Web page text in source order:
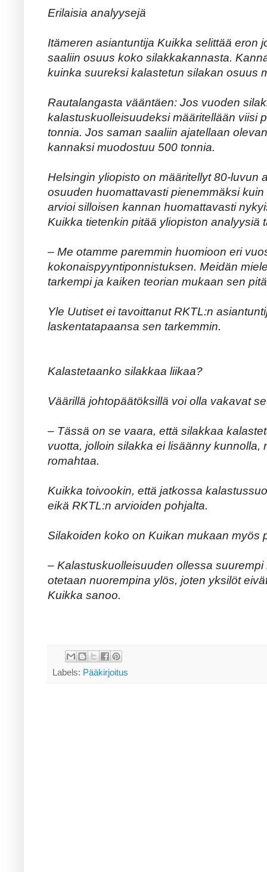
Erilaisia analyysejä
Itämeren asiantuntija Kuikka selittää eron
saaliin osuus koko silakkakannasta.
kuinka suureksi kalastetun silakan osuus
Rautalangasta vääntäen: Jos vuoden
kalastuskuolleisuudeksi määritellään viisi
tonnia. Jos saman saaliin ajatellaan
kannaksi muodostuu 500 tonnia.
Helsingin yliopisto on määritellyt 80-luvun
osuuden huomattavasti pienemmäksi
arvioi silloisen kannan huomattavasti
Kuikka tietenkin pitää yliopiston analyysiä
– Me otamme paremmin huomioon eri
kokonaispyyntiponnistuksen. Meidän
tarkempi ja kaiken teorian mukaan sen
Yle Uutiset ei tavoittanut RKTL:n
laskentatapaansa sen tarkemmin.
Kalastetaanko silakkaa liikaa?
Väärillä johtopäätöksillä voi olla vakavat
– Tässä on se vaara, että silakkaa
vuotta, jolloin silakka ei lisäänny kunnolla,
romahtaa.
Kuikka toivookin, että jatkossa
eikä RKTL:n arvioiden pohjalta.
Silakoiden koko on Kuikan mukaan myös
– Kalastuskuolleisuuden ollessa
otetaan nuorempina ylös, joten yksilöt
Kuikka sanoo.
Labels: Pääkirjoitus